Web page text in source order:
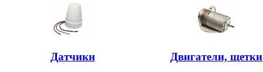
Датчики Двигатели, щетки